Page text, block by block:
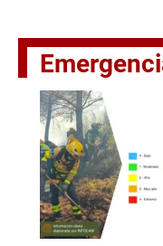
El jefe del Ejecutivo